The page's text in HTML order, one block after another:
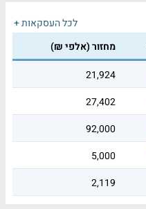
לכל העסקאות +
מחזור (אלפי ₪)
21,924
27,402
92,000
5,000
2,119